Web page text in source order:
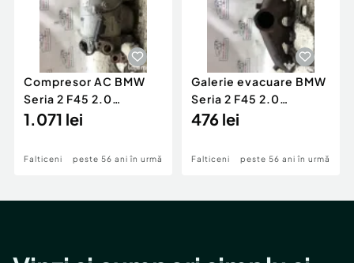
Compresor AC BMW
Seria 2 F45 2.0
Motorina 2016
1.071 lei
Falticeni peste 56 ani în urmă
Galerie evacuare BMW
Seria 2 F45 2.0
Motorina 2016
476 lei
Falticeni peste 56 ani în urmă